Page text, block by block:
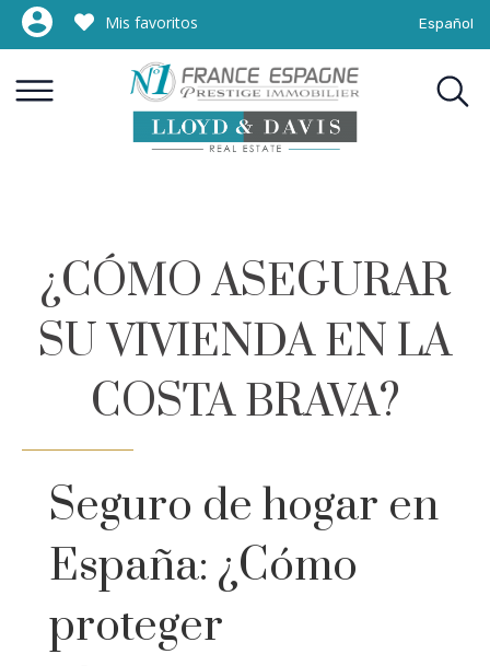
Mis favoritos Español
¿CÓMO ASEGURAR
SU VIVIENDA EN LA
COSTA BRAVA?
Seguro de hogar en
España: ¿Cómo
proteger